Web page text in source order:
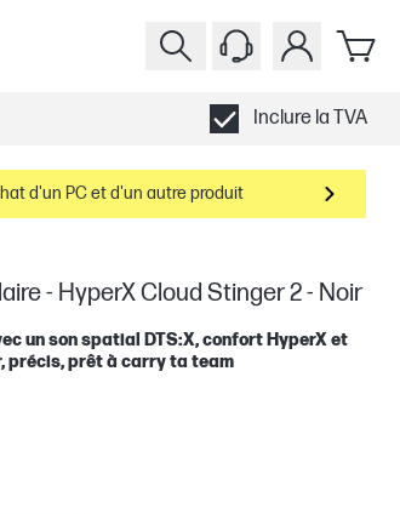
Inclure la TVA
d'un PC et d'un autre produit
- HyperX Cloud Stinger 2 - Noir
un son spatial DTS:X, confort HyperX et
précis, prêt à carry ta team